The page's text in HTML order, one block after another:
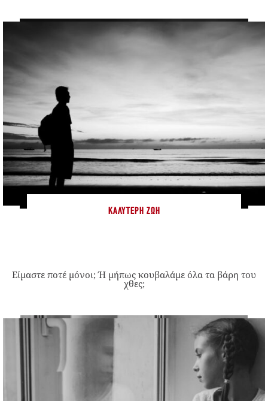
ΚΑΛΎΤΕΡΗ ΖΩΉ
Είμαστε ποτέ μόνοι; Ή μήπως κουβαλάμε όλα τα βάρη του
χθες;